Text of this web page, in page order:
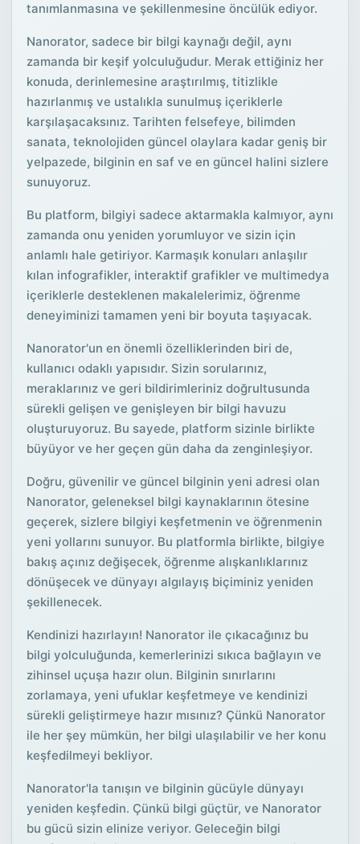
tanımlanmasına ve şekillenmesine öncülük ediyor.
Nanorator, sadece bir bilgi kaynağı değil, aynı
zamanda bir keşif yolculuğudur. Merak ettiğiniz her
konuda, derinlemesine araştırılmış, titizlikle
hazırlanmış ve ustalıkla sunulmuş içeriklerle
karşılaşacaksınız. Tarihten felsefeye, bilimden
sanata, teknolojiden güncel olaylara kadar geniş bir
yelpazede, bilginin en saf ve en güncel halini sizlere
sunuyoruz.
Bu platform, bilgiyi sadece aktarmakla kalmıyor, aynı
zamanda onu yeniden yorumluyor ve sizin için
anlamlı hale getiriyor. Karmaşık konuları anlaşılır
kılan infografikler, interaktif grafikler ve multimedya
içeriklerle desteklenen makalelerimiz, öğrenme
deneyiminizi tamamen yeni bir boyuta taşıyacak.
Nanorator'un en önemli özelliklerinden biri de,
kullanıcı odaklı yapısıdır. Sizin sorularınız,
meraklarınız ve geri bildirimleriniz doğrultusunda
sürekli gelişen ve genişleyen bir bilgi havuzu
oluşturuyoruz. Bu sayede, platform sizinle birlikte
büyüyor ve her geçen gün daha da zenginleşiyor.
Doğru, güvenilir ve güncel bilginin yeni adresi olan
Nanorator, geleneksel bilgi kaynaklarının ötesine
geçerek, sizlere bilgiyi keşfetmenin ve öğrenmenin
yeni yollarını sunuyor. Bu platformla birlikte, bilgiye
bakış açınız değişecek, öğrenme alışkanlıklarınız
dönüşecek ve dünyayı algılayış biçiminiz yeniden
şekillenecek.
Kendinizi hazırlayın! Nanorator ile çıkacağınız bu
bilgi yolculuğunda, kemerlerinizi sıkıca bağlayın ve
zihinsel uçuşa hazır olun. Bilginin sınırlarını
zorlamaya, yeni ufuklar keşfetmeye ve kendinizi
sürekli geliştirmeye hazır mısınız? Çünkü Nanorator
ile her şey mümkün, her bilgi ulaşılabilir ve her konu
keşfedilmeyi bekliyor.
Nanorator'la tanışın ve bilginin gücüyle dünyayı
yeniden keşfedin. Çünkü bilgi güçtür, ve Nanorator
bu gücü sizin elinize veriyor. Geleceğin bilgi